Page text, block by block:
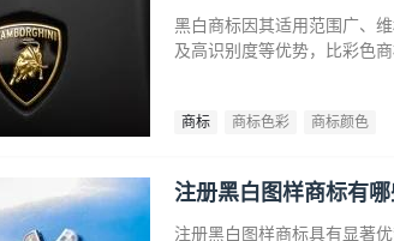
黑白商标因其适用范围广、
及高识别度等优势，比彩色
商标 商标色彩 商标颜色
注册黑白图样商标有
注册黑白图样商标具有显著